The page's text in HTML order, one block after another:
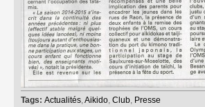
Tags: Actualités,Aikido, Club, Presse